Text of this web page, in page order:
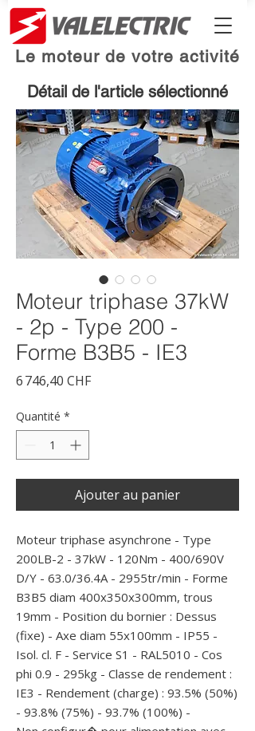
Le moteur de votre activité
Détail de l'article sélectionné
Moteur triphase 37kW
- 2p - Type 200 -
Forme B3B5 - IE3
6 746,40 CHFPrix
Quantité *
Ajouter au panier
Moteur triphase asynchrone - Type
200LB-2 - 37kW - 120Nm - 400/690V
D/Y - 63.0/36.4A - 2955tr/min - Forme
B3B5 diam 400x350x300mm, trous
19mm - Position du bornier : Dessus
(fixe) - Axe diam 55x100mm - IP55 -
Isol. cl. F - Service S1 - RAL5010 - Cos
phi 0.9 - 295kg - Classe de rendement :
IE3 - Rendement (charge) : 93.5% (50%)
- 93.8% (75%) - 93.7% (100%) -